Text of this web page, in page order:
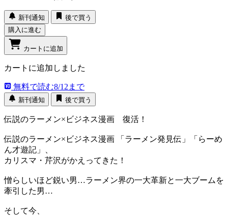
新刊通知
後で買う
購入に進む
カートに追加
カートに追加しました
無料で読む8/12まで
新刊通知 後で買う
伝説のラーメン×ビジネス漫画 復活！
伝説のラーメン×ビジネス漫画 「ラーメン発見伝」「らーめ
ん才遊記」、
カリスマ・芹沢がかえってきた！
憎らしいほど鋭い男…ラーメン界の一大革新と一大ブームを
牽引した男…
そして今、